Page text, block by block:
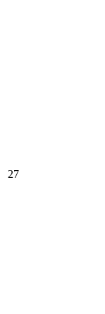
27